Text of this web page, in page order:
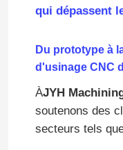
qui dépassent
Du prototype à
d'usinage CNC
ÀJYH
soutenons des
secteurs tels